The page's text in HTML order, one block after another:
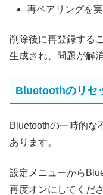
再ペアリングを
削除後に再登録する
生成され、問題が解
Bluetoothのリセ
Bluetoothの一時的な
あります。
設定メニューから
再度オンにしてくださ